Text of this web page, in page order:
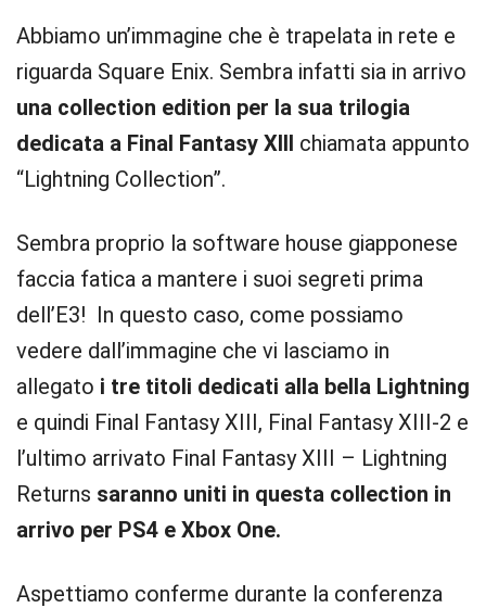
Abbiamo un’immagine che è trapelata in rete e
riguarda Square Enix. Sembra infatti sia in arrivo
una collection edition per la sua trilogia
dedicata a Final Fantasy XIII chiamata appunto
“Lightning Collection”.
Sembra proprio la software house giapponese
faccia fatica a mantere i suoi segreti prima
dell’E3! In questo caso, come possiamo
vedere dall’immagine che vi lasciamo in
allegato i tre titoli dedicati alla bella Lightning
e quindi Final Fantasy XIII, Final Fantasy XIII-2 e
l’ultimo arrivato Final Fantasy XIII – Lightning
Returns saranno uniti in questa collection in
arrivo per PS4 e Xbox One.
Aspettiamo conferme durante la conferenza